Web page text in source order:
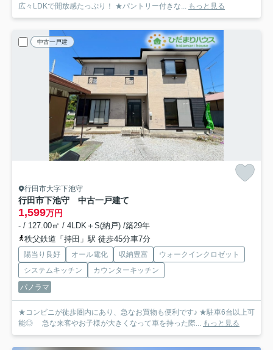
広々LDKで開放感たっぷり！ ★パントリー付きな... もっと見る
中古一戸建
行田市大字下池守
行田市下池守 中古一戸建て
1,599万円
- / 127.00㎡ / 4LDK＋S(納戸) /築29年
秩父鉄道「持田」駅 徒歩45分車7分
陽当り良好 オール電化 収納豊富
ウォークインクロゼット
システムキッチン
カウンターキッチン
パノラマ
★コンビニが徒歩圏内にあり、急なお買物も便利です♪ ★駐車6台以上可
能◎ 急な来客やお子様が大きくなって車を持った際... もっと見る